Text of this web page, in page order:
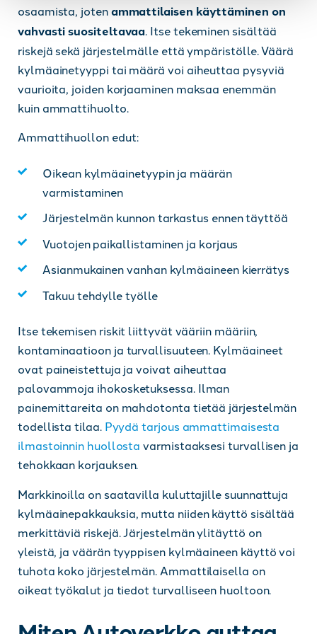
osaamista, jotenammattilaisen käyttäminen on
vahvasti suositeltavaa . Itse tekeminen sisältää
riskejä sekä järjestelmälle että ympäristölle. Väärä
kylmäainetyyppi tai määrä voi aiheuttaa pysyviä
vaurioita, joiden korjaaminen maksaa enemmän
kuin ammattihuolto.
Ammattihuollon edut:
Oikean kylmäainetyypin ja määrän
varmistaminen
Järjestelmän kunnon tarkastus ennen täyttöä
Vuotojen paikallistaminen ja korjaus
Asianmukainen vanhan kylmäaineen kierrätys
Takuu tehdylle työlle
Itse tekemisen riskit liittyvät vääriin määriin,
kontaminaatioon ja turvallisuuteen. Kylmäaineet
ovat paineistettuja ja voivat aiheuttaa
palovammoja ihokosketuksessa. Ilman
painemittareita on mahdotonta tietää järjestelmän
todellista tilaa. Pyydä tarjous ammattimaisesta
ilmastoinnin huollosta varmistaaksesi turvallisen ja
tehokkaan korjauksen.
Markkinoilla on saatavilla kuluttajille suunnattuja
kylmäainepakkauksia, mutta niiden käyttö sisältää
merkittäviä riskejä. Järjestelmän ylitäyttö on
yleistä, ja väärän tyyppisen kylmäaineen käyttö voi
tuhota koko järjestelmän. Ammattilaisella on
oikeat työkalut ja tiedot turvalliseen huoltoon.